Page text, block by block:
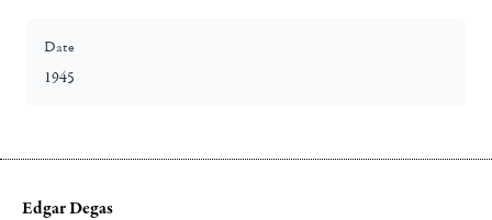
Date
1945
Edgar Degas